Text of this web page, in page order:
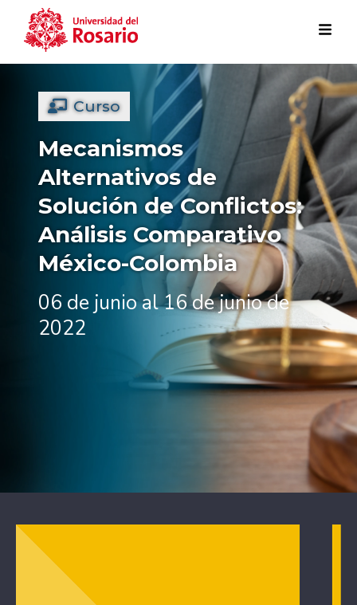
Curso
Mecanismos
Alternativos de
Solución de Conflictos:
Análisis Comparativo
México-Colombia
06 de junio al 16 de junio de
2022